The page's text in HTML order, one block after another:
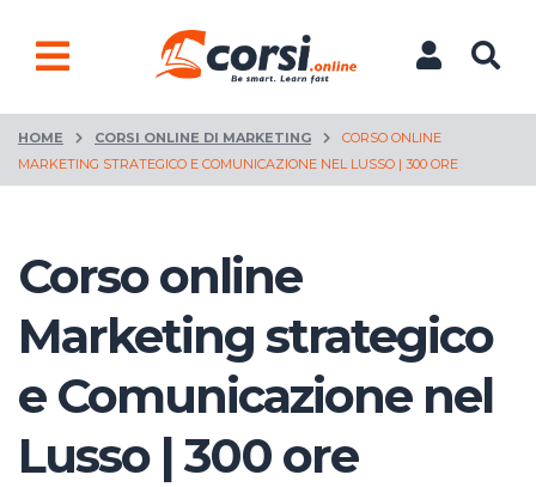
HOME CORSI ONLINE DI MARKETING
CORSO ONLINE
MARKETING STRATEGICO E COMUNICAZIONE NEL LUSSO | 300 ORE
Corso online
Marketing strategico
e Comunicazione nel
Lusso | 300 ore